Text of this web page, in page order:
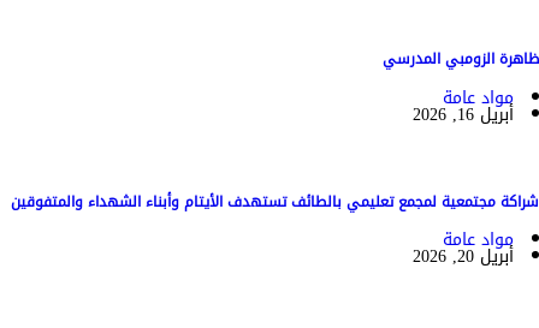
ظاهرة الزومبي المدرسي
مواد عامة
أبريل 16, 2026
شراكة مجتمعية لمجمع تعليمي بالطائف تستهدف الأيتام وأبناء الشهداء والمتفوقين
مواد عامة
أبريل 20, 2026